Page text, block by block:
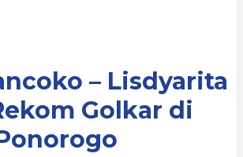
– Lisdyarita
Golkar di